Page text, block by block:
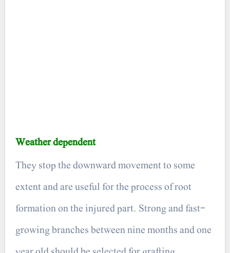
Weather dependent
They stop the downward movement to some
extent and are useful for the process of root
formation on the injured part. Strong and fast-
growing branches between nine months and one